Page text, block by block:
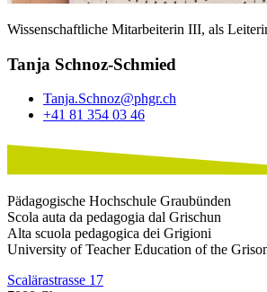
Wissenschaftliche Mitarbeiterin III, als
Tanja Schnoz-Schmied
Tanja.Schnoz@phgr.ch
+41 81 354 03 46
Pädagogische Hochschule Graubünden
Scola auta da pedagogia dal Grischun
Alta scuola pedagogica dei Grigioni
University of Teacher Education of the
Scalärastrasse 17